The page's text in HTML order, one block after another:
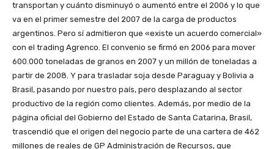
transportan y cuánto disminuyó o aumentó entre el 2006 y lo que
va en el primer semestre del 2007 de la carga de productos
argentinos. Pero sí admitieron que «existe un acuerdo comercial»
con el trading Agrenco. El convenio se firmó en 2006 para mover
600.000 toneladas de granos en 2007 y un millón de toneladas a
partir de 2008. Y para trasladar soja desde Paraguay y Bolivia a
Brasil, pasando por nuestro país, pero desplazando al sector
productivo de la región como clientes. Además, por medio de la
página oficial del Gobierno del Estado de Santa Catarina, Brasil,
trascendió que el origen del negocio parte de una cartera de 462
millones de reales de GP Administración de Recursos, que